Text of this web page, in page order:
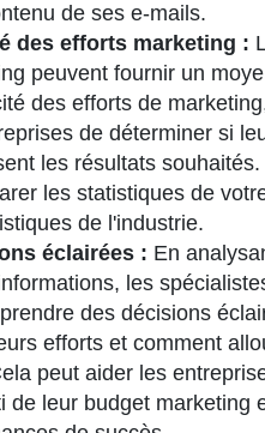
de ses e-mails.
des efforts marketing :
peuvent fournir un
des efforts de
de déterminer si
les résultats souhaités.
les statistiques de
de l'industrie.
éclairées : En
les
des décisions
efforts et comment
peut aider les
de leur budget marketing